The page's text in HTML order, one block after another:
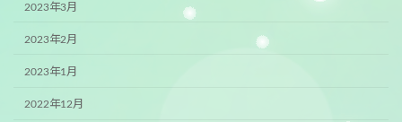
2023年3月
2023年2月
2023年1月
2022年12月